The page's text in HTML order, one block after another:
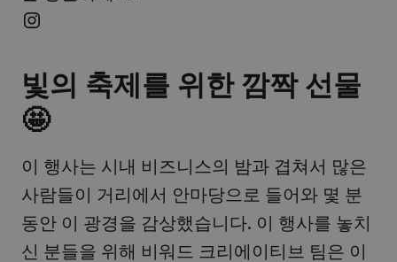
빛의 축제를 위한 깜짝 선물
🤩
이 행사는 시내 비즈니스의 밤과 겹쳐서 많은
사람들이 거리에서 안마당으로 들어와 몇 분
동안 이 광경을 감상했습니다. 이 행사를 놓치
신 분들을 위해 비워드 크리에이티브 팀은 이